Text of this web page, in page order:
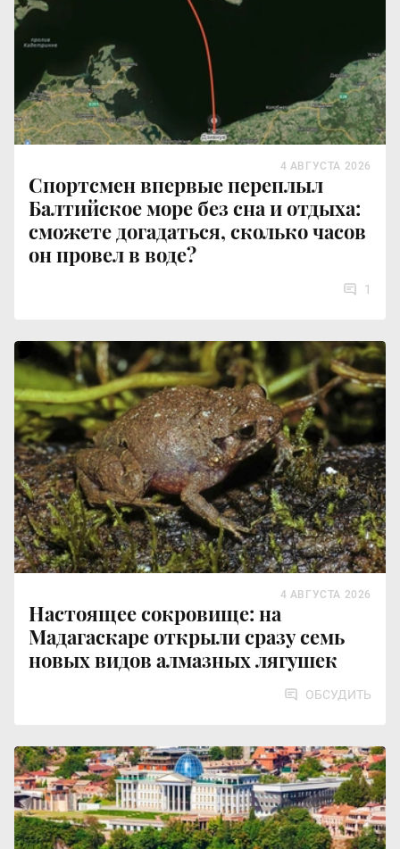
Спортсмен впервые переплыл
Балтийское море без сна и отдыха:
сможете догадаться, сколько часов
он провел в воде?
4 АВГУСТА 2026
1
Настоящее сокровище: на
Мадагаскаре открыли сразу семь
новых видов алмазных лягушек
4 АВГУСТА 2026
ОБСУДИТЬ